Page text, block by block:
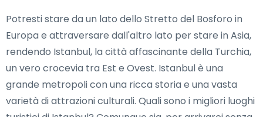
Potresti stare da un lato dello Stretto del Bosforo in
Europa e attraversare dall'altro lato per stare in Asia,
rendendo Istanbul, la città affascinante della Turchia,
un vero crocevia tra Est e Ovest. Istanbul è una
grande metropoli con una ricca storia e una vasta
varietà di attrazioni culturali. Quali sono i migliori luoghi